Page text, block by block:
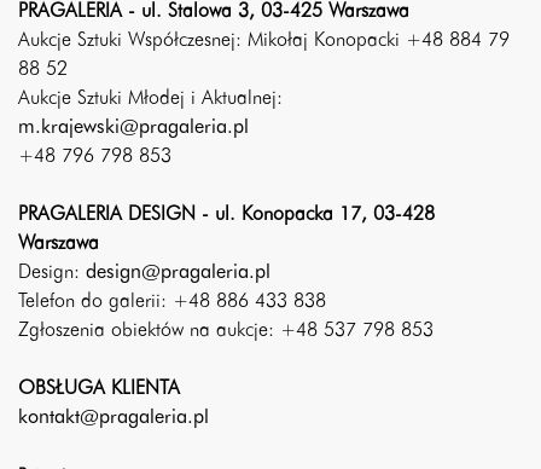
PRAGALERIA - ul. Stalowa 3, 03-425 Warszawa
Aukcje Sztuki Współczesnej: Mikołaj Konopacki +48 884 79
88 52
Aukcje Sztuki Młodej i Aktualnej:
m.krajewski@pragaleria.pl
+48 796 798 853
PRAGALERIA DESIGN - ul. Konopacka 17, 03-428
Warszawa
Design: design@pragaleria.pl
Telefon do galerii: +48 886 433 838
Zgłoszenia obiektów na aukcje: +48 537 798 853
OBSŁUGA KLIENTA
kontakt@pragaleria.pl